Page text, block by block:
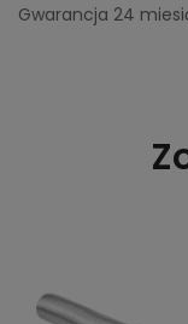
Gwarancja 24